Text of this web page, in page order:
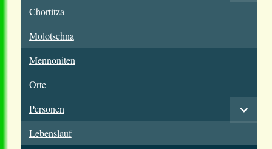
Chortitza
Molotschna
Mennoniten
Orte
Personen
Lebenslauf